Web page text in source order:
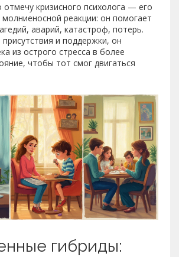
кризисного психолога — его
реакции: он помогает
аварий, катастроф, потерь.
и поддержки, он
из острого стресса в более
чтобы тот смог двигаться
гибриды: